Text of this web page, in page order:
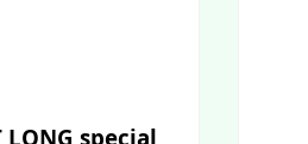
LONG special